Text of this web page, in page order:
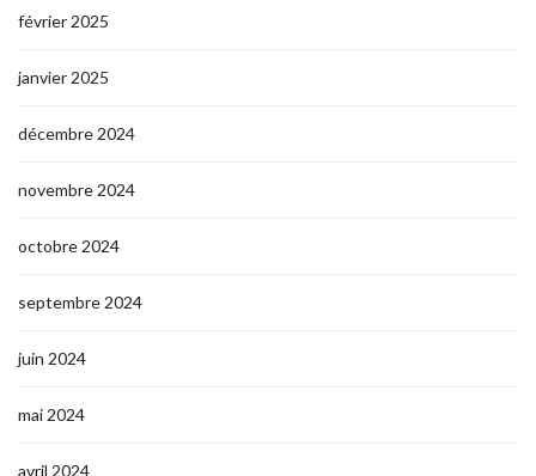
février 2025
janvier 2025
décembre 2024
novembre 2024
octobre 2024
septembre 2024
juin 2024
mai 2024
avril 2024